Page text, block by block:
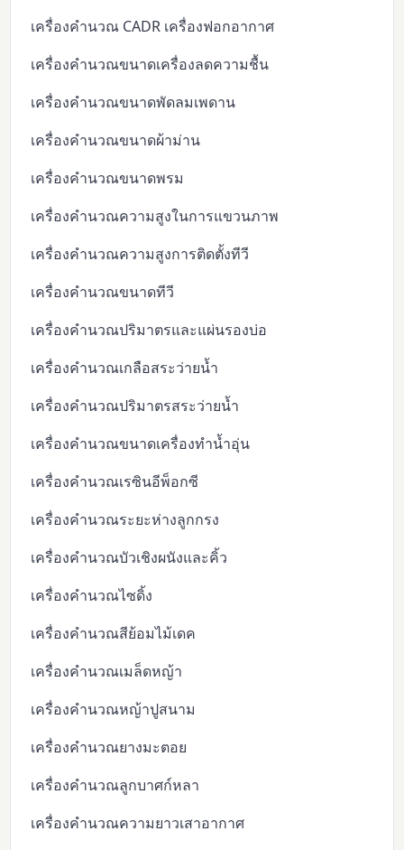
เครื่องคำนวณ CADR เครื่องฟอกอากาศ
เครื่องคำนวณขนาดเครื่องลดความชื้น
เครื่องคำนวณขนาดพัดลมเพดาน
เครื่องคำนวณขนาดผ้าม่าน
เครื่องคำนวณขนาดพรม
เครื่องคำนวณความสูงในการแขวนภาพ
เครื่องคำนวณความสูงการติดตั้งทีวี
เครื่องคำนวณขนาดทีวี
เครื่องคำนวณปริมาตรและแผ่นรองบ่อ
เครื่องคำนวณเกลือสระว่ายน้ำ
เครื่องคำนวณปริมาตรสระว่ายน้ำ
เครื่องคำนวณขนาดเครื่องทำน้ำอุ่น
เครื่องคำนวณเรซินอีพ็อกซี
เครื่องคำนวณระยะห่างลูกกรง
เครื่องคำนวณบัวเชิงผนังและคิ้ว
เครื่องคำนวณไซดิ้ง
เครื่องคำนวณสีย้อมไม้เดค
เครื่องคำนวณเมล็ดหญ้า
เครื่องคำนวณหญ้าปูสนาม
เครื่องคำนวณยางมะตอย
เครื่องคำนวณลูกบาศก์หลา
เครื่องคำนวณความยาวเสาอากาศ